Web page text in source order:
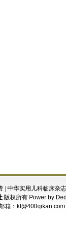
| 中华实用儿科临床杂
版权所有 Power by
箱： kf@400qikan.com